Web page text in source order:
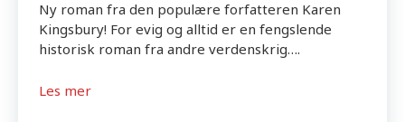
Ny roman fra den populære forfatteren Karen
Kingsbury! For evig og alltid er en fengslende
historisk roman fra andre verdenskrig….
Les mer